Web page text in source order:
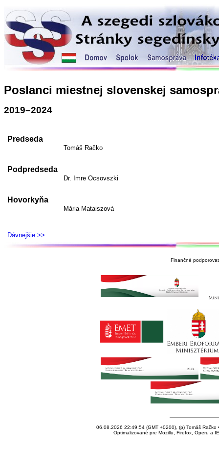
Poslanci miestnej slovenskej
2019–2024
Predseda
Tomáš Račko
Podpredseda
Dr. Imre Ocsovszki
Hovorkyňa
Mária Mataiszová
Dávnejšie >>
Finančné
06.08.2026 22:49:54 (GMT +0200), (p) Tomáš Račko
Optimalizované pre Mozillu, Firefox, Operu a